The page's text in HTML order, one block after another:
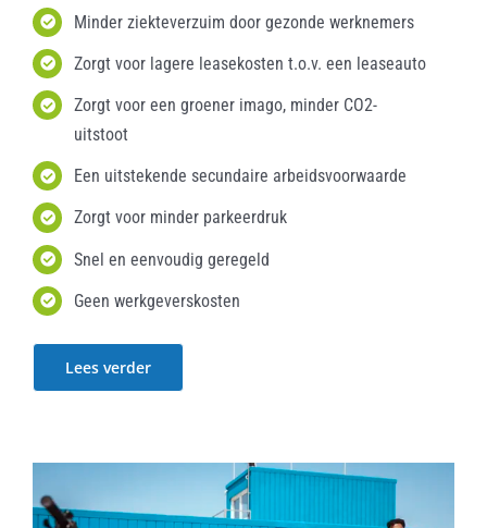
Minder ziekteverzuim door gezonde werknemers
Zorgt voor lagere leasekosten t.o.v. een leaseauto
Zorgt voor een groener imago, minder CO2-
uitstoot
Een uitstekende secundaire arbeidsvoorwaarde
Zorgt voor minder parkeerdruk
Snel en eenvoudig geregeld
Geen werkgeverskosten
Lees verder